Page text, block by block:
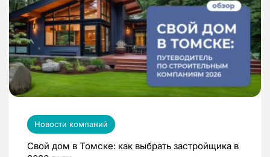
Новости компаний
Свой дом в Томске: как выбрать застройщика в